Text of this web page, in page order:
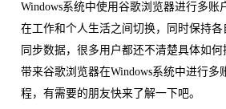
Windows系统中使用谷歌浏览器进行多账
在工作和个人生活之间切换，同时保持
同步数据，很多用户都还不清楚具体如
带来谷歌浏览器在Windows系统中进行多
程，有需要的朋友快来了解一下吧。